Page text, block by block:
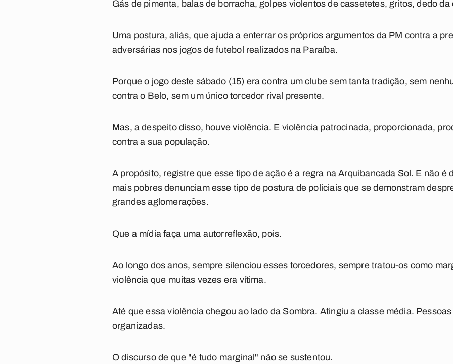
Gás de pimenta, balas de borracha, golpes violentos de cassetetes, gritos, dedo
Uma postura, aliás, que ajuda a enterrar os próprios argumentos da PM contra a
adversárias nos jogos de futebol realizados na Paraíba.
Porque o jogo deste sábado (15) era contra um clube sem tanta tradição, sem
contra o Belo, sem um único torcedor rival presente.
Mas, a despeito disso, houve violência. E violência patrocinada, proporcionada,
contra a sua população.
A propósito, registre que esse tipo de ação é a regra na Arquibancada Sol. E não é
mais pobres denunciam esse tipo de postura de policiais que se demonstram
grandes aglomerações.
Que a mídia faça uma autorreflexão, pois.
Ao longo dos anos, sempre silenciou esses torcedores, sempre tratou-os como
violência que muitas vezes era vítima.
Até que essa violência chegou ao lado da Sombra. Atingiu a classe média.
organizadas.
O discurso de que "é tudo marginal" não se sustentou.